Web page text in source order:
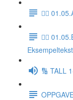
✍🏼
✍🏼
Eksempeltekst
🔢 TALL